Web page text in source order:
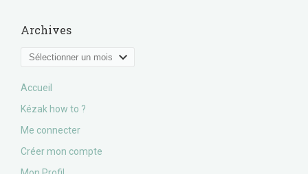
Archives
Archives
Accueil
Kézak how to ?
Me connecter
Créer mon compte